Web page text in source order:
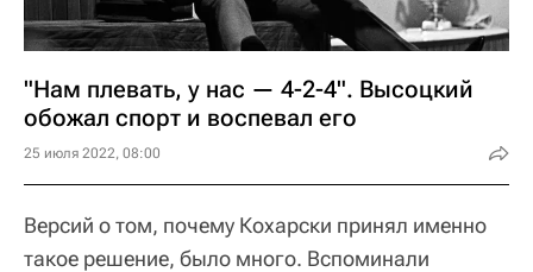
"Нам плевать, у нас — 4-2-4". Высоцкий
обожал спорт и воспевал его
25 июля 2022, 08:00
Версий о том, почему Кохарски принял именно
такое решение, было много. Вспоминали